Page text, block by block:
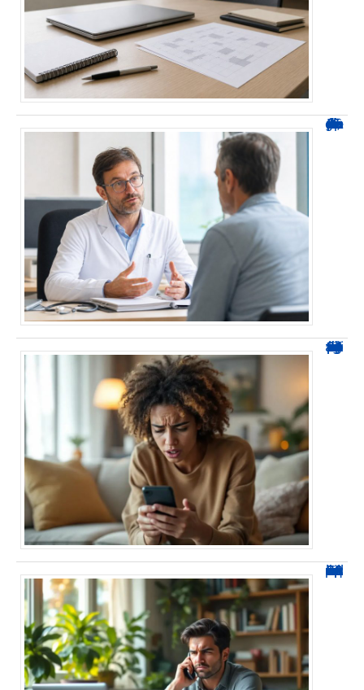
Durée d’arrêt après un stent : des repères, pas une règle fixe
0424 démarchage : reconnaître l’appel et agir sans se tromper
0270 spam : reconnaître ces appels et les bloquer sans erreur